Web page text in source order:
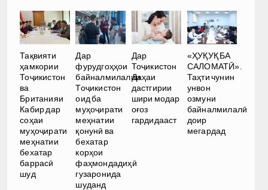
Тақвияти
ҳамкории
Тоҷикистон
ва
Британияи
Кабир дар
соҳаи
муҳоҷирати
меҳнатии
бехатар
баррасӣ
шуд
Дар
фурудгоҳҳои
байналмилалии
Тоҷикистон
оид ба
муҳоҷирати
меҳнатии
қонунӣ ва
бехатар
корҳои
фаҳмондадиҳӣ
гузаронида
шуданд
Дар
Тоҷикистон
Даҳаи
дастгирии
шири модар
оғоз
гардидааст
«ҲУҚУҚ БА
САЛОМАТӢ».
Таҳти чунин
унвон
озмуни
байналмилалӣ
доир
мегардад